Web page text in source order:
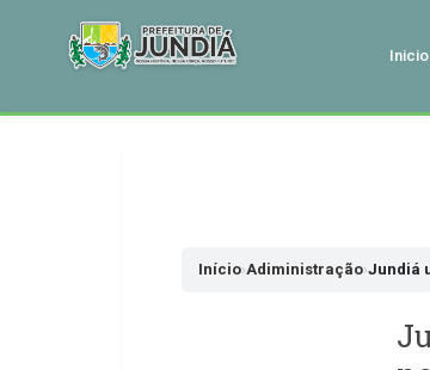
Inicio
Início›Adiministração›Jundiá